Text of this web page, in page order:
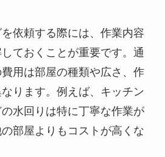
依頼する際には、作業内容
ておくことが重要です。通
用は部屋の種類や広さ、作
ります。例えば、キッチン
水回りは特に丁寧な作業が
部屋よりもコストが高くな